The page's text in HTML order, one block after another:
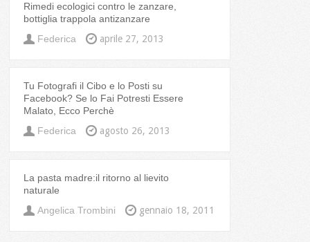
Rimedi ecologici contro le zanzare,
bottiglia trappola antizanzare
Federica
aprile 27, 2013
Tu Fotografi il Cibo e lo Posti su
Facebook? Se lo Fai Potresti Essere
Malato, Ecco Perchè
Federica
agosto 26, 2013
La pasta madre:il ritorno al lievito
naturale
Angelica Trombini
gennaio 18, 2011